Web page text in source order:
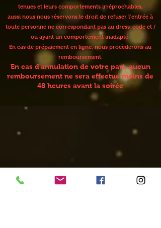
tenues et leurs comportements irréprochables,
aussi nous nous réservons le droit de refuser l’entrée à
toute personne ne correspondant pas au dress-code et /
ou ayant un comportement inadapté.
En cas de prépaiement en ligne, nous procèderons au
remboursement.
En cas d'annulation de votre part, aucun
remboursement ne sera effectué moins de
48 heures avant la soirée